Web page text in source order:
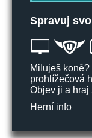
Spravuj
Miluješ
prohlížečová
Objev ji a hraj
Herní info